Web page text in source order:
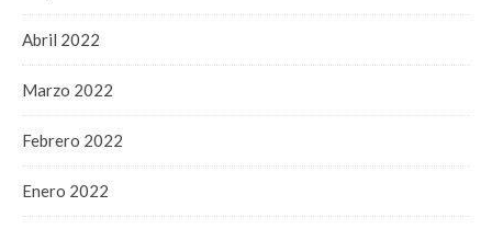
Abril 2022
Marzo 2022
Febrero 2022
Enero 2022